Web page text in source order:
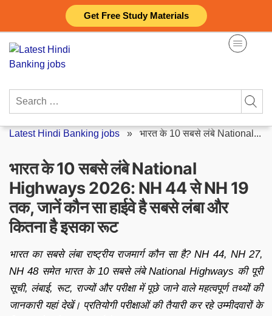
Get Free Study Materials
content
Search
Latest Hindi Banking jobs » भारत के 10 सबसे लंबे National...
भारत के 10 सबसे लंबे National
Highways 2026: NH 44 से NH 19
तक, जानें कौन सा हाईवे है सबसे लंबा और
कितना है इसका रूट
भारत का सबसे लंबा राष्ट्रीय राजमार्ग कौन सा है? NH 44, NH 27,
NH 48 समेत भारत के 10 सबसे लंबे National Highways की पूरी
सूची, लंबाई, रूट, राज्यों और परीक्षा में पूछे जाने वाले महत्वपूर्ण तथ्यों की
जानकारी यहां देखें। प्रतियोगी परीक्षाओं की तैयारी कर रहे उम्मीदवारों के